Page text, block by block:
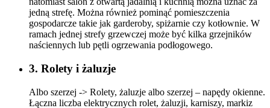
jedną strefę. Można również pominąć pomieszczenia
gospodarcze takie jak garderoby, spiżarnie czy kotłownie. W
ramach jednej strefy grzewczej może być kilka grzejników
naściennych lub pętli ogrzewania podłogowego.
3. Rolety i żaluzje
Albo szerzej -> Rolety, żaluzje albo szerzej – napędy okienne.
Łączna liczba elektrycznych rolet, żaluzji, karniszy, markiz